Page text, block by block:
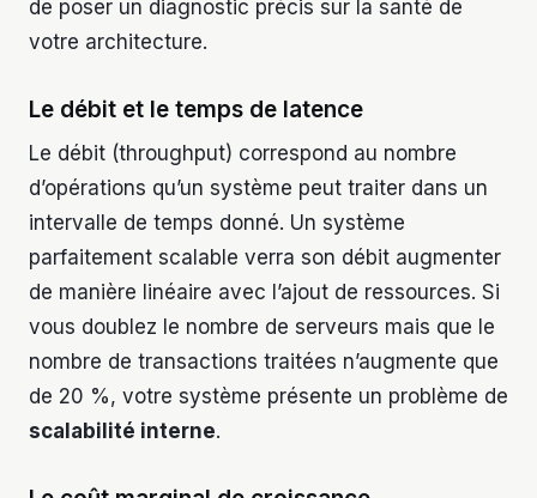
de poser un diagnostic précis sur la santé de
votre architecture.
Le débit et le temps de latence
Le débit (throughput) correspond au nombre
d’opérations qu’un système peut traiter dans un
intervalle de temps donné. Un système
parfaitement scalable verra son débit augmenter
de manière linéaire avec l’ajout de ressources. Si
vous doublez le nombre de serveurs mais que le
nombre de transactions traitées n’augmente que
de 20 %, votre système présente un problème de
scalabilité interne.